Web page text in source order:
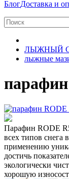
БлогДоставка и
ЛЫЖНЫЙ
лыжные
Парафин RODE
всех типов снега
применению
достичь
экологически
хорошую